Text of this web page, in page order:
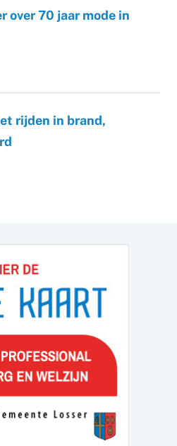
over 70 jaar mode in
rijden in brand,